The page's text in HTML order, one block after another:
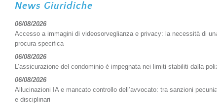
News Giuridiche
06/08/2026
Accesso a immagini di videosorveglianza e privacy: la necessità di una
procura specifica
06/08/2026
L’assicurazione del condominio è impegnata nei limiti stabiliti dalla
06/08/2026
Allucinazioni IA e mancato controllo dell’avvocato: tra sanzioni
e disciplinari